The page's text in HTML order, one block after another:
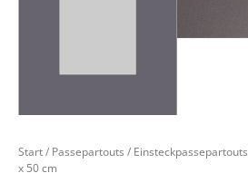
Start/ Passepartouts / Einsteckpassepartouts
x 50 cm